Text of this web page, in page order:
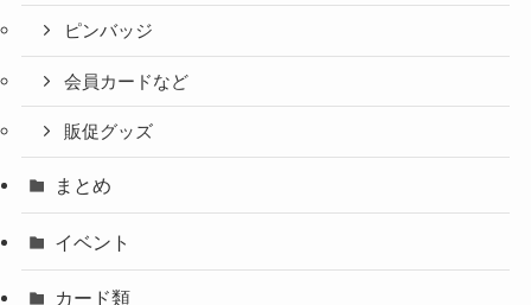
ピンバッジ
会員カードなど
販促グッズ
まとめ
イベント
カード類